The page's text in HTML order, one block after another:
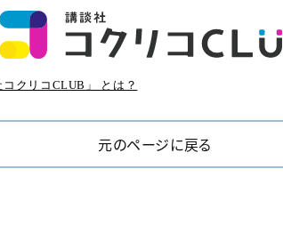
コクリコCLUB」 とは？
元のページに戻る